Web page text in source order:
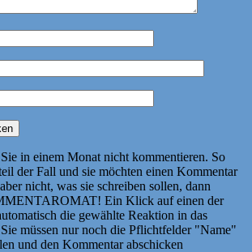
in einem Monat nicht kommentieren. So
der Fall und sie möchten einen Kommentar
nicht, was sie schreiben sollen, dann
Ein Klick auf einen der
die gewählte Reaktion in das
müssen nur noch die Pflichtfelder "Name"
und den Kommentar abschicken